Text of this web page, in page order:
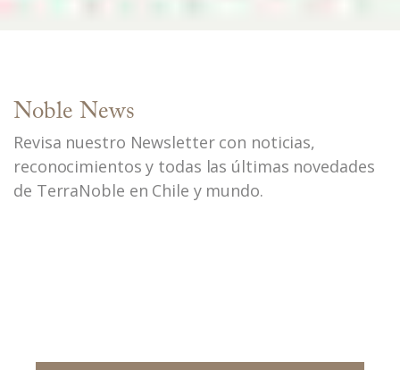
Noble News
Revisa nuestro Newsletter con noticias,
reconocimientos y todas las últimas novedades
de TerraNoble en Chile y mundo.